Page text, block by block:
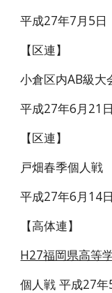
平成27年7月5日
【区連】
小倉区内AB級大
平成27年6月21
【区連】
戸畑春季個人戦
平成27年6月14
【高体連】
H27福岡県高等
個人戦 平成27